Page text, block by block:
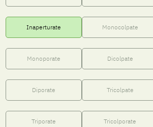
Inaperturate Monocolpate
Monoporate Dicolpate
Diporate Tricolpate
Triporate Tricolporate